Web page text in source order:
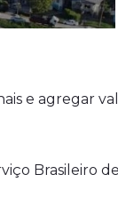
e agregar
Brasileiro